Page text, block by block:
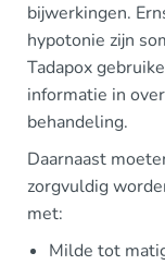
bijwerkingen.
hypotonie zijn
Tadapox
informatie in
behandeling.
Daarnaast
zorgvuldig
met:
Milde tot